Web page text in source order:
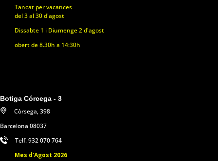
Tancat per vacances
del 3 al 30 d'agost
Dissabte 1 i Diumenge 2 d'agost
obert de 8.30h a 14:30h
Botiga Córcega - 3
Còrsega, 398
Barcelona 08037
Telf. 932 070 764
Mes d'Agost 2026